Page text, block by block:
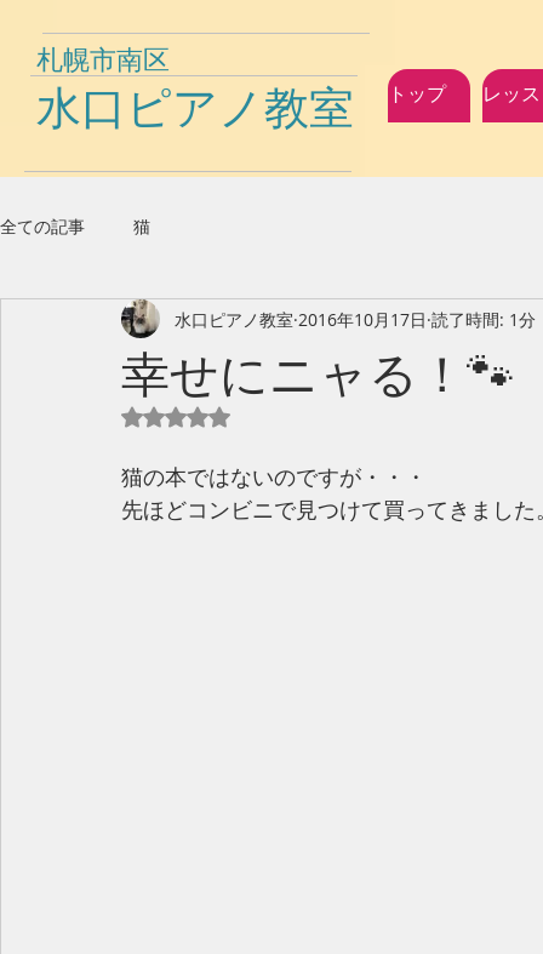
札幌市南区
水口ピアノ教室 トップ レッ
全ての記事 猫
幸せにニャる！🐾
水口ピアノ教室 2016年10月17日 読了時間: 1分
5つ星のうちNaNと評価されています。
猫の本ではないのですが・・・
先ほどコンビニで見つけて買ってきました